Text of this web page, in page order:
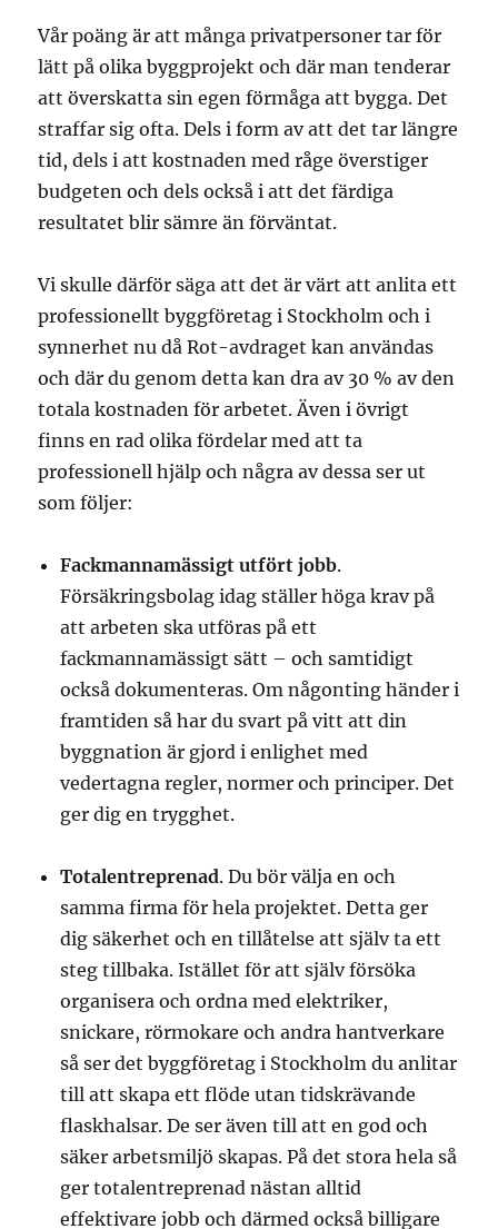
Vår poäng är att många privatpersoner tar för
lätt på olika byggprojekt och där man tenderar
att överskatta sin egen förmåga att bygga. Det
straffar sig ofta. Dels i form av att det tar längre
tid, dels i att kostnaden med råge överstiger
budgeten och dels också i att det färdiga
resultatet blir sämre än förväntat.
Vi skulle därför säga att det är värt att anlita ett
professionellt byggföretag i Stockholm och i
synnerhet nu då Rot-avdraget kan användas
och där du genom detta kan dra av 30 % av den
totala kostnaden för arbetet. Även i övrigt
finns en rad olika fördelar med att ta
professionell hjälp och några av dessa ser ut
som följer:
Fackmannamässigt utfört jobb.
Försäkringsbolag idag ställer höga krav på
att arbeten ska utföras på ett
fackmannamässigt sätt – och samtidigt
också dokumenteras. Om någonting händer i
framtiden så har du svart på vitt att din
byggnation är gjord i enlighet med
vedertagna regler, normer och principer. Det
ger dig en trygghet.
Totalentreprenad. Du bör välja en och
samma firma för hela projektet. Detta ger
dig säkerhet och en tillåtelse att själv ta ett
steg tillbaka. Istället för att själv försöka
organisera och ordna med elektriker,
snickare, rörmokare och andra hantverkare
så ser det byggföretag i Stockholm du anlitar
till att skapa ett flöde utan tidskrävande
flaskhalsar. De ser även till att en god och
säker arbetsmiljö skapas. På det stora hela så
ger totalentreprenad nästan alltid
effektivare jobb och därmed också billigare